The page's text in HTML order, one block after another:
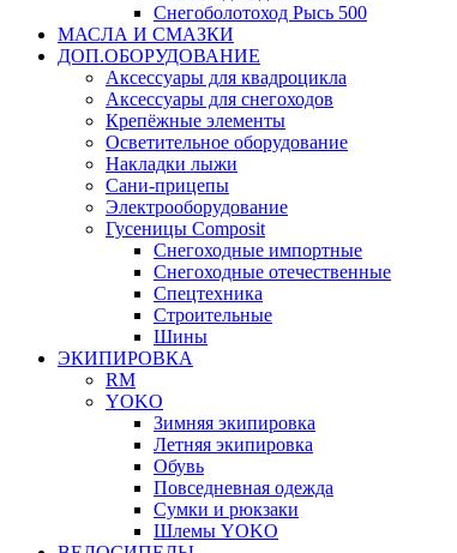
Снегоболотоход Рысь 500
МАСЛА И СМАЗКИ
ДОП.ОБОРУДОВАНИЕ
Аксессуары для квадроцикла
Аксессуары для снегоходов
Крепёжные элементы
Осветительное оборудование
Накладки лыжи
Сани-прицепы
Электрооборудование
Гусеницы Composit
Снегоходные импортные
Снегоходные отечественные
Спецтехника
Строительные
Шины
ЭКИПИРОВКА
RM
YOKO
Зимняя экипировка
Летняя экипировка
Обувь
Повседневная одежда
Сумки и рюкзаки
Шлемы YOKO